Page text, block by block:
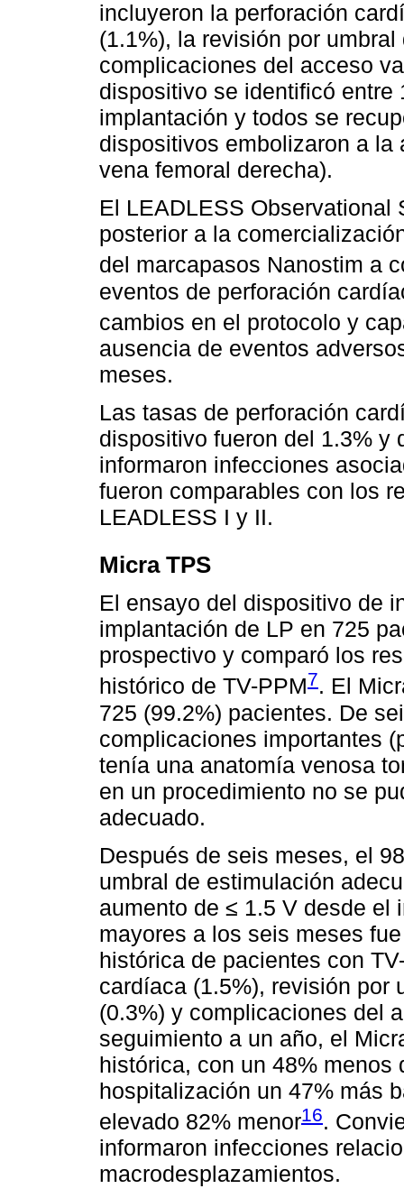
incluyeron la perforación
(1.1%), la revisión por
complicaciones del acceso
dispositivo se identificó
implantación y todos se
dispositivos embolizaron a la
vena femoral derecha).
El LEADLESS
posterior a la
del marcapasos Nanostim a
eventos de perforación
cambios en el protocolo y
ausencia de eventos
meses.
Las tasas de perforación
dispositivo fueron del 1.3% y
informaron infecciones
fueron comparables con los
LEADLESS I y II.
Micra TPS
El ensayo del dispositivo de
implantación de LP en 725
prospectivo y comparó los
histórico de TV-PPM7. El
725 (99.2%) pacientes. De
complicaciones importantes
tenía una anatomía venosa
en un procedimiento no se
adecuado.
Después de seis meses, el
umbral de estimulación
aumento de ≤ 1.5 V desde el
mayores a los seis meses
histórica de pacientes con
cardíaca (1.5%), revisión por
(0.3%) y complicaciones del
seguimiento a un año, el
histórica, con un 48%
hospitalización un 47% más
elevado 82% menor16.
informaron infecciones
macrodesplazamientos.